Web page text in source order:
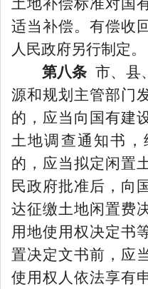
适当补偿。有偿收
人民政府另行制定。
第八条 市、县
源和规划主管部门
的，应当向国有建
土地调查通知书
的 ， 应当拟定闲置
民政府批准后，向
达征缴土地闲置费
用地使用权决定书
置决定文书前，应
使用权人依法享有